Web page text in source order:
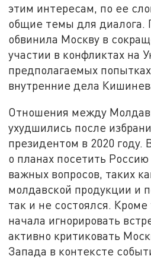
этим интересам, по ее
общие темы для диалога.
обвинила Москву в
участии в конфликтах на
предполагаемых
внутренние дела
Отношения между
ухудшились после
президентом в 2020 году.
о планах посетить
важных вопросов, таких
молдавской продукции и
так и не состоялся.
начала игнорировать
активно критиковать
Запада в контексте